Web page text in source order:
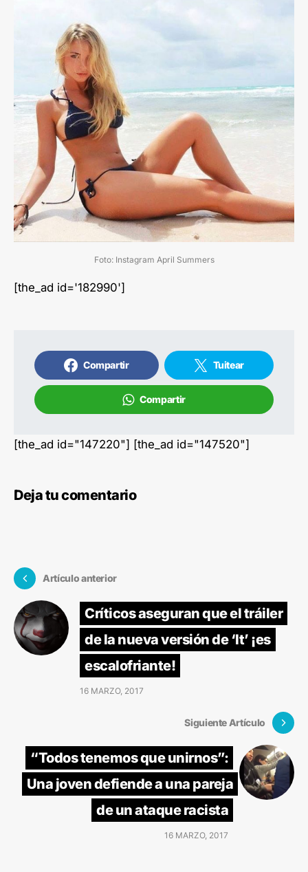
Foto: Instagram April Summers
[the_ad id='182990']
Compartir Tuitear
Compartir
[the_ad id="147220"] [the_ad id="147520"]
Deja tu comentario
Artículo anterior
Críticos aseguran que el tráiler
de la nueva versión de ‘It’ ¡es
escalofriante!
16 MARZO, 2017
Siguiente Artículo
“Todos tenemos que unirnos”:
Una joven defiende a una pareja
de un ataque racista
16 MARZO, 2017